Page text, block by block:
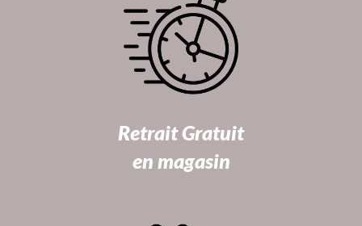
Retrait Gratuit
en magasin